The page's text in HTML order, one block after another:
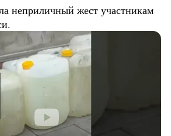
неприличный жест участникам